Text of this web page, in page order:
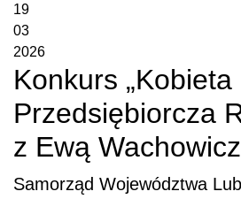
19
03
2026
Konkurs „Kobieta
Przedsiębiorcza
z Ewą
Samorząd Województwa